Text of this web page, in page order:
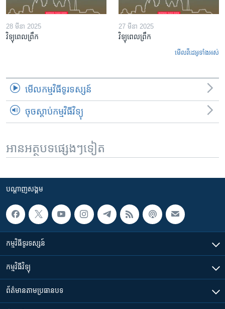
28 មីនា 2025
វិទ្យុពេលព្រឹក
27 មីនា 2025
វិទ្យុពេលព្រឹក
មើល​វីដេអូ​ទាំង​អស់
មើល​កម្មវិធី​ទូរទស្សន៍
ចុចស្តាប់កម្មវិធីវិទ្យុ
អានអត្ថបទផ្សេងៗទៀត
បណ្តាញ​សង្គម
កម្មវិធី​ទូរទស្សន៍
កម្មវិធី​វិទ្យុ
ព័ត៌មាន​តាមប្រធានបទ​